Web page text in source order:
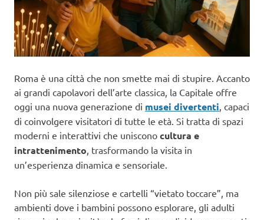
Roma è una città che non smette mai di stupire. Accanto
ai grandi capolavori dell’arte classica, la Capitale offre
oggi una nuova generazione di musei divertenti, capaci
di coinvolgere visitatori di tutte le età. Si tratta di spazi
moderni e interattivi che uniscono cultura e
intrattenimento, trasformando la visita in
un’esperienza dinamica e sensoriale.
Non più sale silenziose e cartelli “vietato toccare”, ma
ambienti dove i bambini possono esplorare, gli adulti